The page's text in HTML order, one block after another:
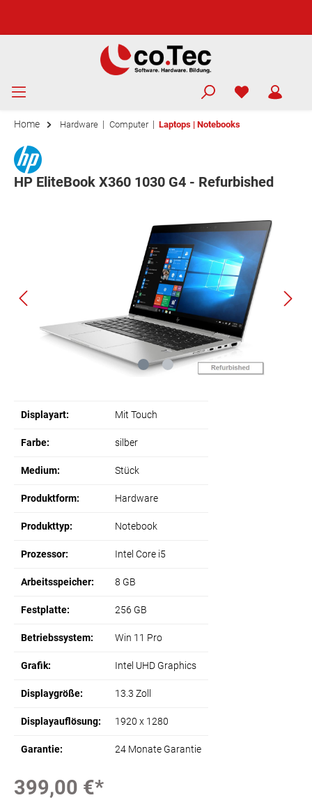
Home Hardware | Computer | Laptops | Notebooks
HP EliteBook X360 1030 G4 - Refurbished
Displayart: Mit Touch
Farbe: silber
Medium: Stück
Produktform: Hardware
Produkttyp: Notebook
Prozessor: Intel Core i5
Arbeitsspeicher: 8 GB
Festplatte: 256 GB
Betriebssystem: Win 11 Pro
Grafik: Intel UHD Graphics
Displaygröße: 13.3 Zoll
Displayauflösung: 1920 x 1280
Garantie: 24 Monate Garantie
399,00 €*